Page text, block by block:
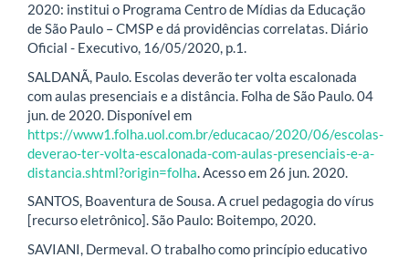
2020: institui o Programa Centro de Mídias da Educação
de São Paulo – CMSP e dá providências correlatas. Diário
Oficial - Executivo, 16/05/2020, p.1.
SALDANÃ, Paulo. Escolas deverão ter volta escalonada
com aulas presenciais e a distância. Folha de São Paulo. 04
jun. de 2020. Disponível em
https://www1.folha.uol.com.br/educacao/2020/06/escolas-
deverao-ter-volta-escalonada-com-aulas-presenciais-e-a-
distancia.shtml?origin=folha . Acesso em 26 jun. 2020.
SANTOS, Boaventura de Sousa. A cruel pedagogia do vírus
[recurso eletrônico]. São Paulo: Boitempo, 2020.
SAVIANI, Dermeval. O trabalho como princípio educativo